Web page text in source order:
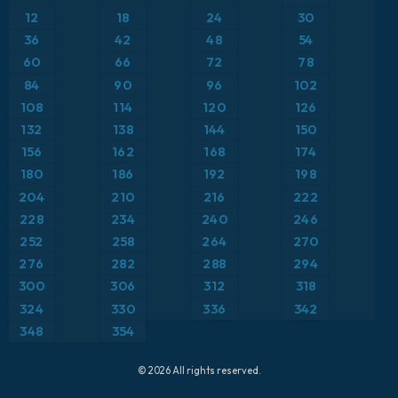
ICON Alemanha 2 km
Caribe
Escandinávia
Estados Unidos
Europa
França
Grécia
Islândia
Anomalia de temperatura a 850 hPa
Ponto de orvalho a 2 m
Precipitação, nuvens e pressão
Temperatura a 2 m
Temperatura a 500 hPa
Temperatura a 850 hPa
Vento a 10 m
Vento a 300 hPa (corrente em jato)
12 18 24
30
36
42 48
54
60
66 72 78
84 90 96 102
108 114 120
126
132
138 144 150
156 162 168 174
180 186 192
198
204
210 216
222
228
234 240
246
252
258 264 270
276 282 288 294
300 306 312
318
324
330 336
342
348
354
© 2026 All rights reserved.